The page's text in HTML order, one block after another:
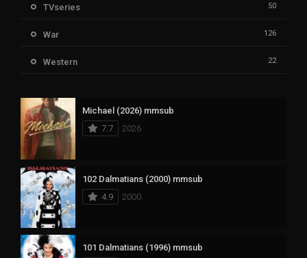
TVseries 50
War 126
Western 22
Michael (2026) mmsub
7.7
2026
102 Dalmatians (2000) mmsub
4.9
2000
101 Dalmatians (1996) mmsub